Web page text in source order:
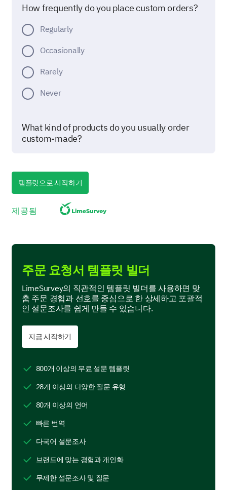
How frequently do you place custom orders?
Regularly
Occasionally
Rarely
Never
What kind of products do you usually order
custom-made?
Furniture
Other:
템플릿으로 시작하기
제공됨
주문 요청서 템플릿 빌더
LimeSurvey의 직관적인 템플릿 빌더를 사용하면 맞
춤 주문 경험과 선호를 중심으로 한 상세하고 포괄적
인 설문조사를 쉽게 만들 수 있습니다.
지금 시작하기
800개 이상의 무료 설문 템플릿
28개 이상의 다양한 질문 유형
80개 이상의 언어
빠른 번역
다국어 설문조사
브랜드에 맞는 경험과 개인화
무제한 설문조사 및 질문